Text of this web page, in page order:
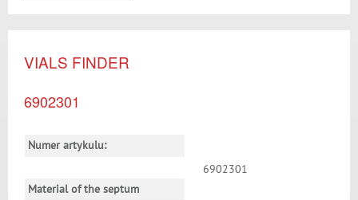
VIALS FINDER
6902301
Numer artykulu:
6902301
Material of the septum